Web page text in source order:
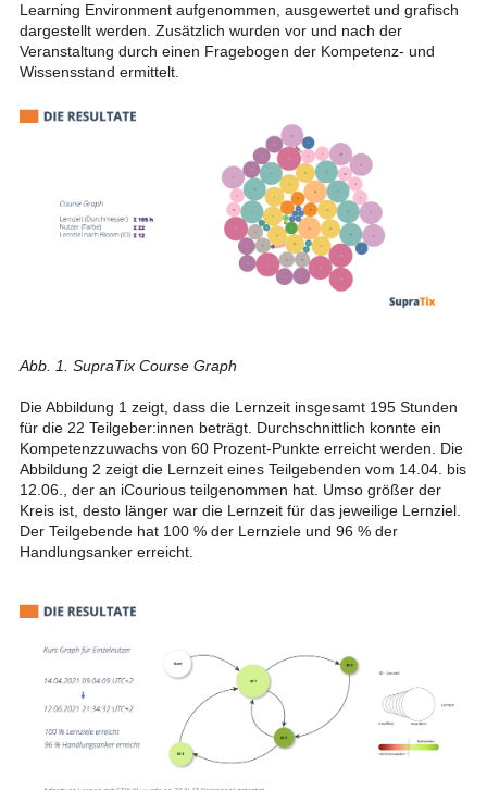
Learning Environment aufgenommen, ausgewertet und grafisch
dargestellt werden. Zusätzlich wurden vor und nach der
Veranstaltung durch einen Fragebogen der Kompetenz- und
Wissensstand ermittelt.
Abb. 1. SupraTix Course Graph
Die Abbildung 1 zeigt, dass die Lernzeit insgesamt 195 Stunden
für die 22 Teilgeber:innen beträgt. Durchschnittlich konnte ein
Kompetenzzuwachs von 60 Prozent-Punkte erreicht werden. Die
Abbildung 2 zeigt die Lernzeit eines Teilgebenden vom 14.04. bis
12.06., der an iCourious teilgenommen hat. Umso größer der
Kreis ist, desto länger war die Lernzeit für das jeweilige Lernziel.
Der Teilgebende hat 100 % der Lernziele und 96 % der
Handlungsanker erreicht.